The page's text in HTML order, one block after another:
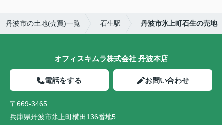
丹波市の土地(売買)一覧 石生駅 丹波市氷上町石生の売地
オフィスキムラ株式会社 丹波本店
電話をする お問い合わせ
〒669-3465
兵庫県丹波市氷上町横田136番地5